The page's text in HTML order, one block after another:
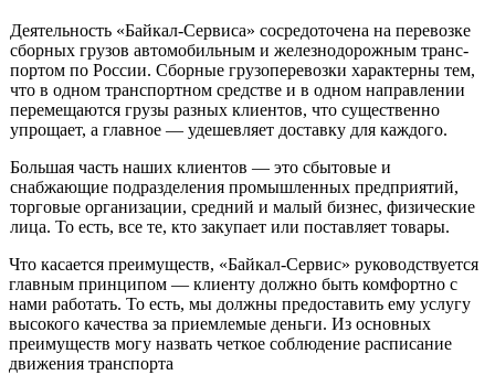
Деятельность «Байкал-Сервиса» со­средоточена на перевозке
сборных грузов автомобильным и железнодорожным транс­
портом по России. Сборные грузоперевозки характерны тем,
что в одном транспортном средстве и в одном направлении
переме­щаются грузы разных клиентов, что суще­ственно
упрощает, а главное — удешевляет доставку для каждого.
Большая часть наших клиентов — это сбытовые и
снабжающие подразделения промышленных предприятий,
торговые ор­ганизации, средний и малый бизнес, физи­ческие
лица. То есть, все те, кто закупает или поставляет товары.
Что касается преимуществ, «Байкал-Сервис» руководствуется
главным прин­ципом — клиенту должно быть комфор­тно с
нами работать. То есть, мы должны предоставить ему услугу
высокого каче­ства за приемлемые деньги. Из основных
преимуществ могу назвать четкое соблюдение расписание
движения транспорта